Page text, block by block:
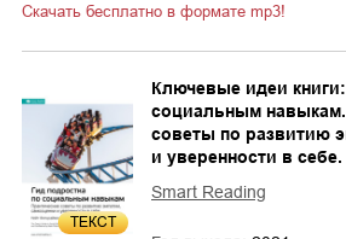
Скачать бесплатно в формате mp3!
ТЕКСТ
Ключевые идеи
социальным навыкам.
советы по развитию
и уверенности в
Smart Reading